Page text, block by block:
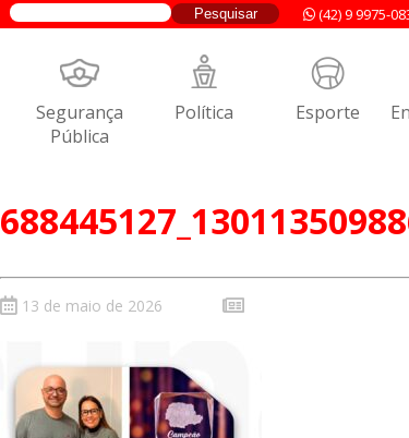
(42) 9 9975-
Segurança
Pública
Política Esporte
13 de maio de 2026